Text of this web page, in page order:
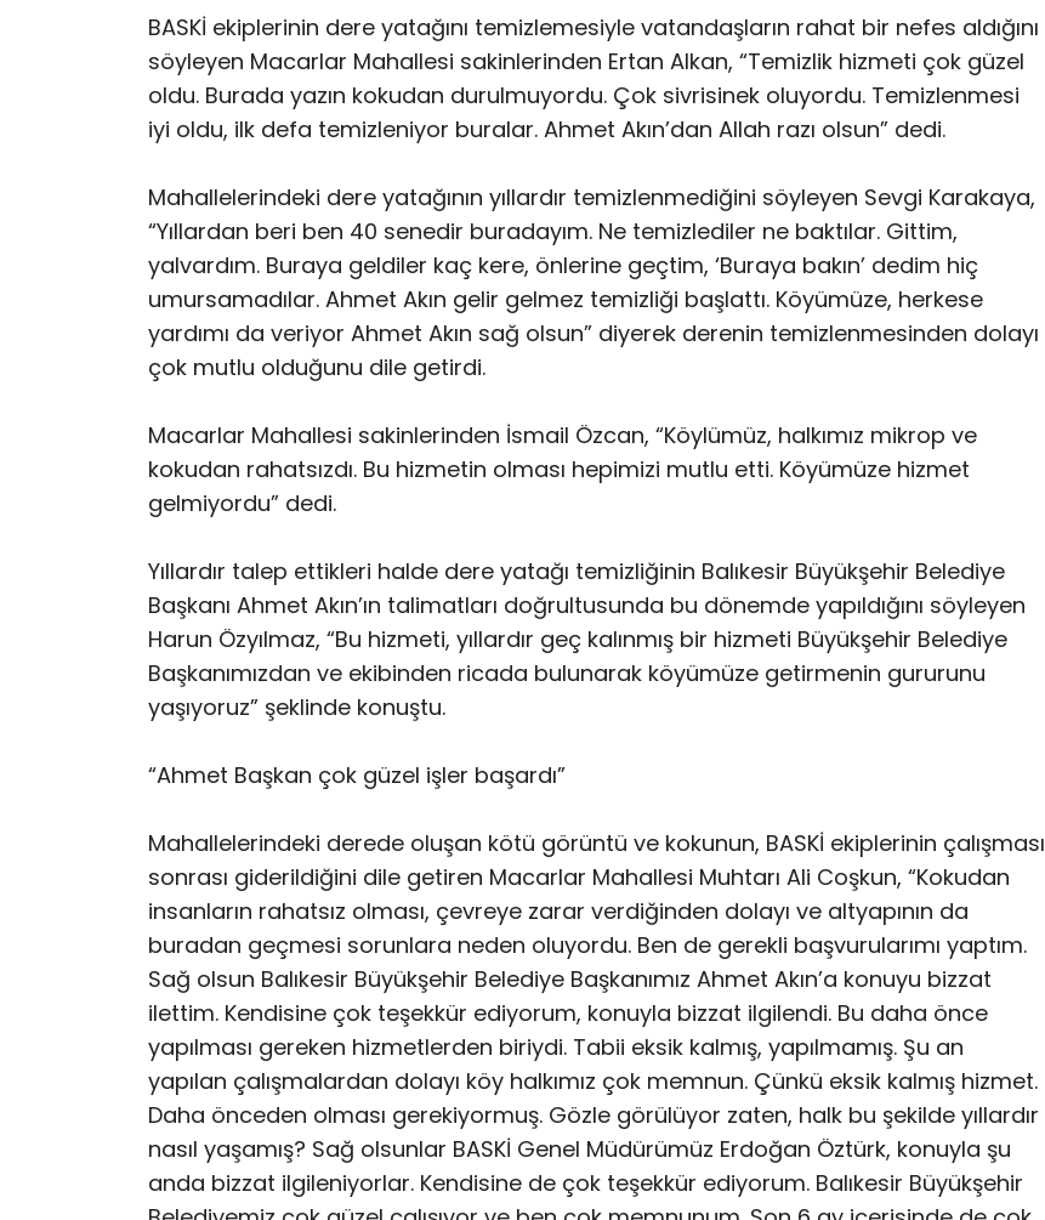
BASKİ ekiplerinin dere yatağını temizlemesiyle vatandaşların rahat bir nefes aldığını
söyleyen Macarlar Mahallesi sakinlerinden Ertan Alkan, “Temizlik hizmeti çok güzel
oldu. Burada yazın kokudan durulmuyordu. Çok sivrisinek oluyordu. Temizlenmesi
iyi oldu, ilk defa temizleniyor buralar. Ahmet Akın’dan Allah razı olsun” dedi.
Mahallelerindeki dere yatağının yıllardır temizlenmediğini söyleyen Sevgi Karakaya,
“Yıllardan beri ben 40 senedir buradayım. Ne temizlediler ne baktılar. Gittim,
yalvardım. Buraya geldiler kaç kere, önlerine geçtim, ‘Buraya bakın’ dedim hiç
umursamadılar. Ahmet Akın gelir gelmez temizliği başlattı. Köyümüze, herkese
yardımı da veriyor Ahmet Akın sağ olsun” diyerek derenin temizlenmesinden dolayı
çok mutlu olduğunu dile getirdi.
Macarlar Mahallesi sakinlerinden İsmail Özcan, “Köylümüz, halkımız mikrop ve
kokudan rahatsızdı. Bu hizmetin olması hepimizi mutlu etti. Köyümüze hizmet
gelmiyordu” dedi.
Yıllardır talep ettikleri halde dere yatağı temizliğinin Balıkesir Büyükşehir Belediye
Başkanı Ahmet Akın’ın talimatları doğrultusunda bu dönemde yapıldığını söyleyen
Harun Özyılmaz, “Bu hizmeti, yıllardır geç kalınmış bir hizmeti Büyükşehir Belediye
Başkanımızdan ve ekibinden ricada bulunarak köyümüze getirmenin gururunu
yaşıyoruz” şeklinde konuştu.
“Ahmet Başkan çok güzel işler başardı”
Mahallelerindeki derede oluşan kötü görüntü ve kokunun, BASKİ ekiplerinin çalışması
sonrası giderildiğini dile getiren Macarlar Mahallesi Muhtarı Ali Coşkun, “Kokudan
insanların rahatsız olması, çevreye zarar verdiğinden dolayı ve altyapının da
buradan geçmesi sorunlara neden oluyordu. Ben de gerekli başvurularımı yaptım.
Sağ olsun Balıkesir Büyükşehir Belediye Başkanımız Ahmet Akın’a konuyu bizzat
ilettim. Kendisine çok teşekkür ediyorum, konuyla bizzat ilgilendi. Bu daha önce
yapılması gereken hizmetlerden biriydi. Tabii eksik kalmış, yapılmamış. Şu an
yapılan çalışmalardan dolayı köy halkımız çok memnun. Çünkü eksik kalmış hizmet.
Daha önceden olması gerekiyormuş. Gözle görülüyor zaten, halk bu şekilde yıllardır
nasıl yaşamış? Sağ olsunlar BASKİ Genel Müdürümüz Erdoğan Öztürk, konuyla şu
anda bizzat ilgileniyorlar. Kendisine de çok teşekkür ediyorum. Balıkesir Büyükşehir